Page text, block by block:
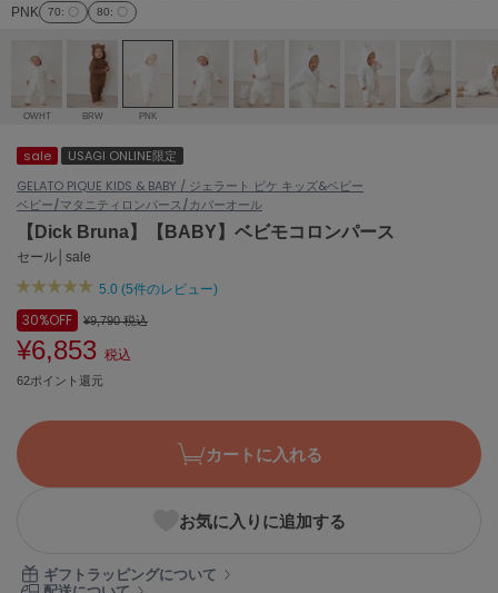
/ランジェリー (127)
ェア (121)
(124)
AMOMMA
ánuans
アニュアンス
ànuke
アンヌーク
ASICS
アシックス
Ballelite
バレリット
BANDOLIER
Barbour
PNK 70: 〇 80: 〇
OWHT BRW PNK
sale
USAGI ONLINE限定
GELATO PIQUE KIDS & BABY / ジェラート ピケ キッズ&ベビー
ベビー/マタニティ ロンパース/カバーオール
【Dick Bruna】【BABY】ベビモコロンパース
セール│sale
5.0 (5件のレビュー)
30%OFF ¥9,790税込
¥6,853 税込
62ポイント還元
カートに入れる
お気に入りに追加する
ギフトラッピングについて